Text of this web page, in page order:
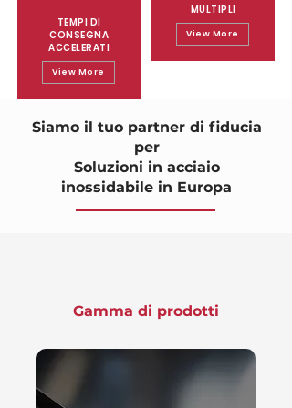
TEMPI DI
CONSEGNA
ACCELERATI
View More
MULTIPLI
View More
Siamo il tuo partner di fiducia
per
Soluzioni in acciaio
inossidabile in Europa
Gamma di prodotti